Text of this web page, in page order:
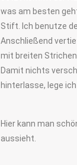
was am besten
Stift. Ich benutze
Anschließend
mit breiten Strichen.
Damit nichts
hinterlasse, lege
Hier kann man
aussieht.